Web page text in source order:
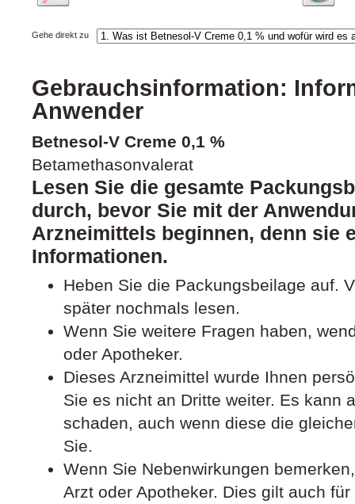
Gehe direkt zu
Gebrauchsinformation:
Anwender
Betnesol-V Creme 0,1 %
Betamethasonvalerat
Lesen Sie die gesamte
durch, bevor Sie mit der
Arzneimittels beginnen, denn sie
Informationen.
Heben Sie die Packungsbeilage auf.
später nochmals lesen.
Wenn Sie weitere Fragen haben,
oder Apotheker.
Dieses Arzneimittel wurde Ihnen
Sie es nicht an Dritte weiter. Es kann
schaden, auch wenn diese die
Sie.
Wenn Sie Nebenwirkungen
Arzt oder Apotheker. Dies gilt auch